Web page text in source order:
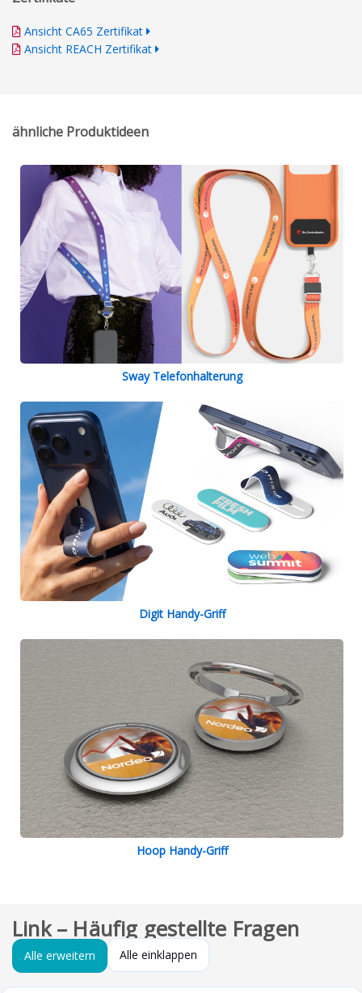
Ansicht CA65 Zertifikat
Ansicht REACH Zertifikat
ähnliche Produktideen
Sway Telefonhalterung
Digit Handy-Griff
Hoop Handy-Griff
Link – Häufig gestellte Fragen
Alle erweitern Alle einklappen